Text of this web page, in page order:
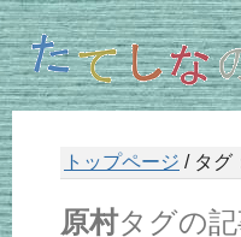
トップページ / タグ
原村タグの